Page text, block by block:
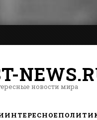
новости мира
ИНТЕРЕСНОЕ